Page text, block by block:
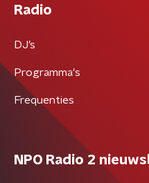
Radio
DJ’s
Programma's
Frequenties
NPO Radio 2